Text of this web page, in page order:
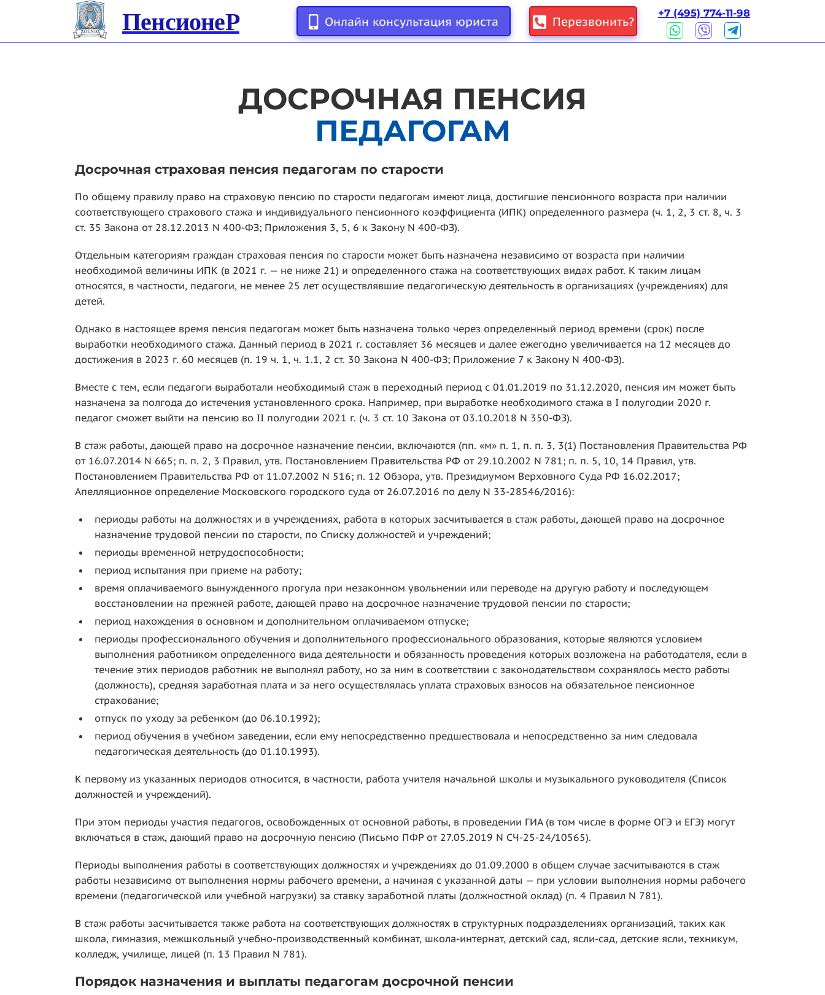
ПенсионеР Онлайн консультация юриста Перезвонить?
+7 (495) 774-11-98
ДОСРОЧНАЯ ПЕНСИЯ
ПЕДАГОГАМ
Досрочная страховая пенсия педагогам по старости
По общему правилу право на страховую пенсию по старости педагогам имеют лица, достигшие пенсионного возраста при наличии
соответствующего страхового стажа и индивидуального пенсионного коэффициента (ИПК) определенного размера (ч. 1, 2, 3 ст. 8, ч. 3
ст. 35 Закона от 28.12.2013 N 400-ФЗ; Приложения 3, 5, 6 к Закону N 400-ФЗ).
Отдельным категориям граждан страховая пенсия по старости может быть назначена независимо от возраста при наличии
необходимой величины ИПК (в 2021 г. — не ниже 21) и определенного стажа на соответствующих видах работ. К таким лицам
относятся, в частности, педагоги, не менее 25 лет осуществлявшие педагогическую деятельность в организациях (учреждениях) для
детей.
Однако в настоящее время пенсия педагогам может быть назначена только через определенный период времени (срок) после
выработки необходимого стажа. Данный период в 2021 г. составляет 36 месяцев и далее ежегодно увеличивается на 12 месяцев до
достижения в 2023 г. 60 месяцев (п. 19 ч. 1, ч. 1.1, 2 ст. 30 Закона N 400-ФЗ; Приложение 7 к Закону N 400-ФЗ).
Вместе с тем, если педагоги выработали необходимый стаж в переходный период с 01.01.2019 по 31.12.2020, пенсия им может быть
назначена за полгода до истечения установленного срока. Например, при выработке необходимого стажа в I полугодии 2020 г.
педагог сможет выйти на пенсию во II полугодии 2021 г. (ч. 3 ст. 10 Закона от 03.10.2018 N 350-ФЗ).
В стаж работы, дающей право на досрочное назначение пенсии, включаются (пп. «м» п. 1, п. п. 3, 3(1) Постановления Правительства РФ
от 16.07.2014 N 665; п. п. 2, 3 Правил, утв. Постановлением Правительства РФ от 29.10.2002 N 781; п. п. 5, 10, 14 Правил, утв.
Постановлением Правительства РФ от 11.07.2002 N 516; п. 12 Обзора, утв. Президиумом Верховного Суда РФ 16.02.2017;
Апелляционное определение Московского городского суда от 26.07.2016 по делу N 33-28546/2016):
периоды работы на должностях и в учреждениях, работа в которых засчитывается в стаж работы, дающей право на досрочное
назначение трудовой пенсии по старости, по Списку должностей и учреждений;
периоды временной нетрудоспособности;
период испытания при приеме на работу;
время оплачиваемого вынужденного прогула при незаконном увольнении или переводе на другую работу и последующем
восстановлении на прежней работе, дающей право на досрочное назначение трудовой пенсии по старости;
период нахождения в основном и дополнительном оплачиваемом отпуске;
периоды профессионального обучения и дополнительного профессионального образования, которые являются условием
выполнения работником определенного вида деятельности и обязанность проведения которых возложена на работодателя, если в
течение этих периодов работник не выполнял работу, но за ним в соответствии с законодательством сохранялось место работы
(должность), средняя заработная плата и за него осуществлялась уплата страховых взносов на обязательное пенсионное
страхование;
отпуск по уходу за ребенком (до 06.10.1992);
период обучения в учебном заведении, если ему непосредственно предшествовала и непосредственно за ним следовала
педагогическая деятельность (до 01.10.1993).
К первому из указанных периодов относится, в частности, работа учителя начальной школы и музыкального руководителя (Список
должностей и учреждений).
При этом периоды участия педагогов, освобожденных от основной работы, в проведении ГИА (в том числе в форме ОГЭ и ЕГЭ) могут
включаться в стаж, дающий право на досрочную пенсию (Письмо ПФР от 27.05.2019 N СЧ-25-24/10565).
Периоды выполнения работы в соответствующих должностях и учреждениях до 01.09.2000 в общем случае засчитываются в стаж
работы независимо от выполнения нормы рабочего времени, а начиная с указанной даты — при условии выполнения нормы рабочего
времени (педагогической или учебной нагрузки) за ставку заработной платы (должностной оклад) (п. 4 Правил N 781).
В стаж работы засчитывается также работа на соответствующих должностях в структурных подразделениях организаций, таких как
школа, гимназия, межшкольный учебно-производственный комбинат, школа-интернат, детский сад, ясли-сад, детские ясли, техникум,
колледж, училище, лицей (п. 13 Правил N 781).
Порядок назначения и выплаты педагогам досрочной пенсии